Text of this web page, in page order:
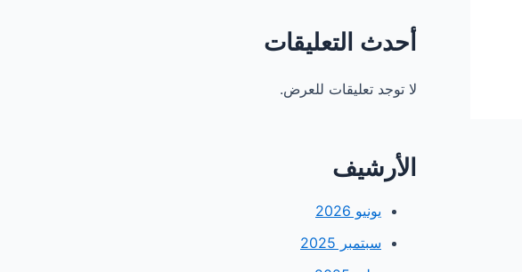
أحدث التعليقات
لا توجد تعليقات للعرض.
الأرشيف
يونيو 2026
سبتمبر 2025